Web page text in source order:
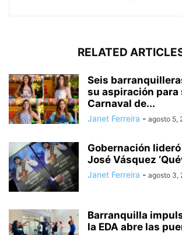
RELATED
Seis
su aspiración para
Carnaval de...
Janet Ferreira - agosto 5,
Gobernación
José Vásquez
Janet Ferreira - agosto 3,
Barranquilla
la EDA abre las